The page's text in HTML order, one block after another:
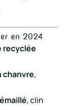
en 2024
recyclée
chanvre,
, clin